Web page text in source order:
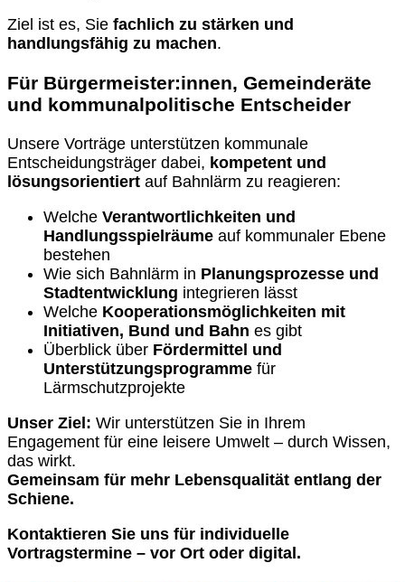
Ziel ist es, Sie fachlich zu stärken und
handlungsfähig zu machen.
Für Bürgermeister:innen, Gemeinderäte
und kommunalpolitische Entscheider
Unsere Vorträge unterstützen kommunale
Entscheidungsträger dabei, kompetent und
lösungsorientiert auf Bahnlärm zu reagieren:
Welche Verantwortlichkeiten und
Handlungsspielräume auf kommunaler Ebene
bestehen
Wie sich Bahnlärm in Planungsprozesse und
Stadtentwicklung integrieren lässt
Welche Kooperationsmöglichkeiten mit
Initiativen, Bund und Bahn es gibt
Überblick über Fördermittel und
Unterstützungsprogramme für
Lärmschutzprojekte
Unser Ziel: Wir unterstützen Sie in Ihrem
Engagement für eine leisere Umwelt – durch Wissen,
das wirkt.
Gemeinsam für mehr Lebensqualität entlang der
Schiene.
Kontaktieren Sie uns für individuelle
Vortragstermine – vor Ort oder digital.